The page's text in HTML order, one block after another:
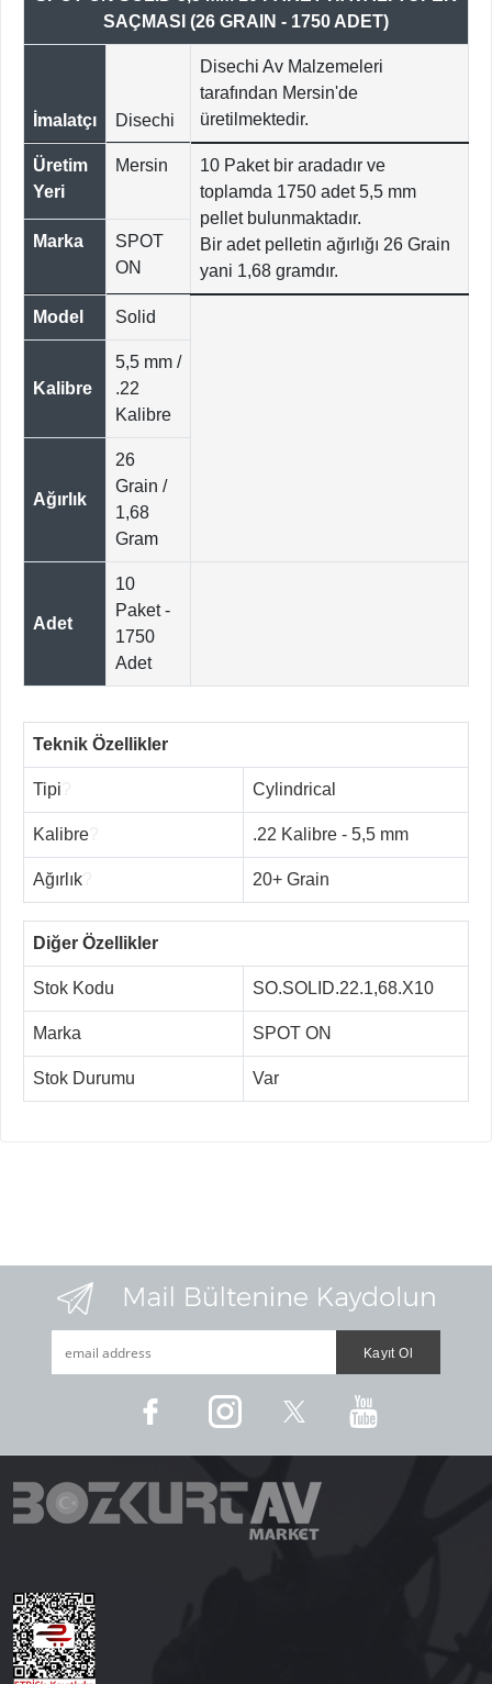
SAÇMASI (26 GRAIN - 1750 ADET)
İmalatçı Disechi
Disechi Av Malzemeleri
tarafından Mersin'de
üretilmektedir.
Üretim
Yeri
Mersin
10 Paket bir aradadır ve
toplamda 1750 adet 5,5 mm
pellet bulunmaktadır.
Bir adet pelletin ağırlığı 26 Grain
yani 1,68 gramdır.
Marka
SPOT
ON
Model Solid
Kalibre
5,5 mm /
.22
Kalibre
Ağırlık
26
Grain /
1,68
Gram
Adet
10
Paket -
1750
Adet
Teknik Özellikler
Tipi Cylindrical
Kalibre .22 Kalibre - 5,5 mm
Ağırlık 20+ Grain
Diğer Özellikler
Stok Kodu SO.SOLID.22.1,68.X10
Marka SPOT ON
Stok Durumu Var